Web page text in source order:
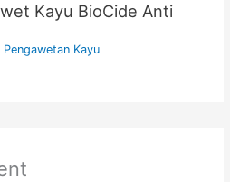
Kayu BioCide Anti
Pengawetan Kayu